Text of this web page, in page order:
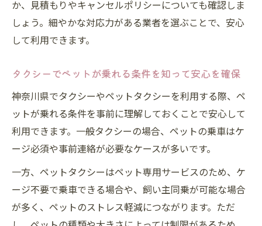
か、見積もりやキャンセルポリシーについても確認しま
しょう。細やかな対応力がある業者を選ぶことで、安心
して利用できます。
タクシーでペットが乗れる条件を知って安心を確保
神奈川県でタクシーやペットタクシーを利用する際、ペ
ットが乗れる条件を事前に理解しておくことで安心して
利用できます。一般タクシーの場合、ペットの乗車はケ
ージ必須や事前連絡が必要なケースが多いです。
一方、ペットタクシーはペット専用サービスのため、ケ
ージ不要で乗車できる場合や、飼い主同乗が可能な場合
が多く、ペットのストレス軽減につながります。ただ